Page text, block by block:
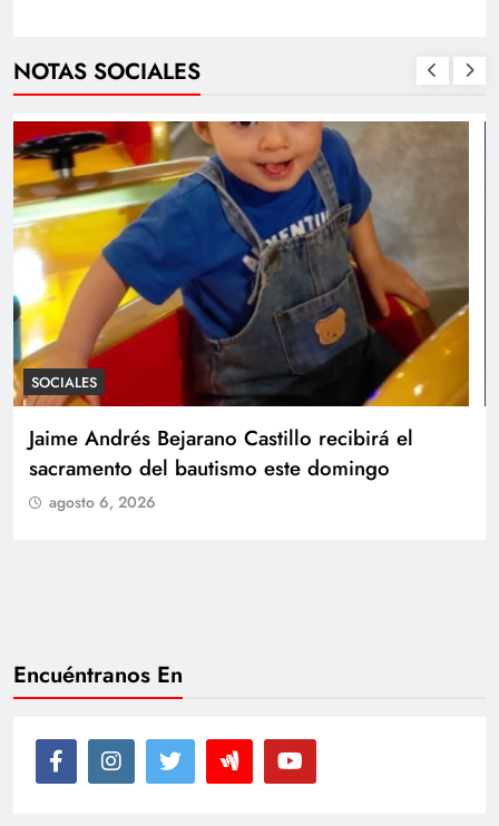
NOTAS SOCIALES
SOCIALES
Con amor y alegría celebran el cumpleaños
de Juan
agosto 6, 2026
Encuéntranos En